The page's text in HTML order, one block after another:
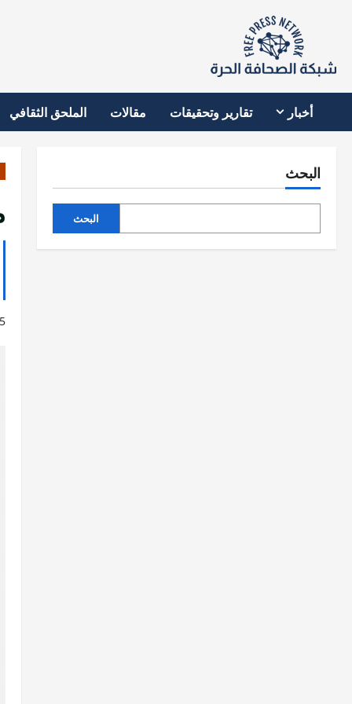
أخبار تقارير وتحقيقات مقالات الملحق الثقافي
البحث
البحث